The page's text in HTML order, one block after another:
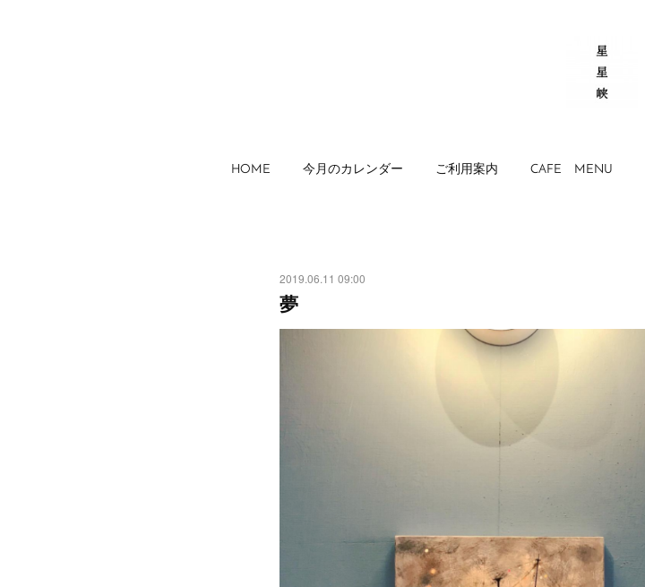
HOME 今月のカレンダー ご利用案内 CAFE MENU
2019.06.11 09:00
夢